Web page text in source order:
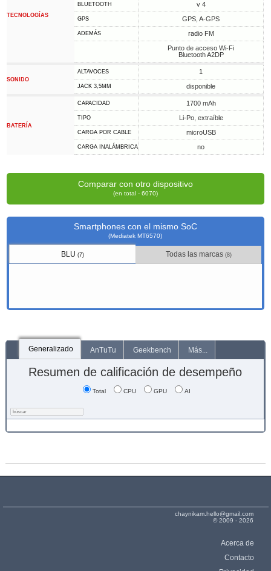
TECNOLOGÍAS
BLUETOOTH v 4
GPS GPS, A-GPS
ADEMÁS
radio FM
Punto de acceso Wi-Fi
Bluetooth A2DP
SONIDO
ALTAVOCES 1
JACK 3,5MM disponible
BATERÍA
CAPACIDAD 1700 mAh
TIPO Li-Po, extraíble
CARGA POR CABLE microUSB
CARGA INALÁMBRICA no
Comparar con otro dispositivo
(en total - 6070)
Smartphones con el mismo SoC
(Mediatek MT6570)
BLU(7) Todas las marcas(8)
Generalizado AnTuTu Geekbench Más...
Resumen de calificación de desempeño
Total CPU GPU AI
chaynikam.hello@gmail.com
© 2009 - 2026
Acerca de
Contacto